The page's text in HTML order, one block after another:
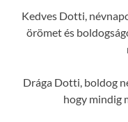
Kedves Dotti,
örömet és
Drága Dotti, boldog
hogy mindig